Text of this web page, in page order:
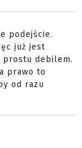
podejście.
już jest
debilem.
prawo to
od razu